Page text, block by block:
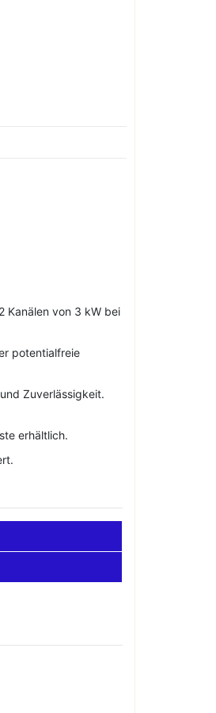
Kanälen von 3 kW bei
potentialfreie
Zuverlässigkeit.
erhältlich.